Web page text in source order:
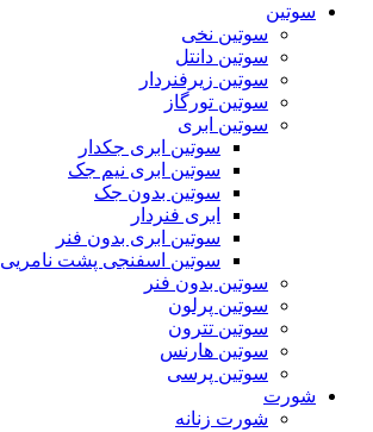
سوتین
سوتین نخی
سوتین دانتل
سوتین زیرفنردار
سوتین تورگاز
سوتین ابری
سوتین ابری جکدار
سوتین ابری نیم جک
سوتین بدون جک
ابری فنردار
سوتین ابری بدون فنر
سوتین اسفنجی پشت نامریی
سوتین بدون فنر
سوتین پرلون
سوتین تترون
سوتین هارنس
سوتین پرسی
شورت
شورت زنانه